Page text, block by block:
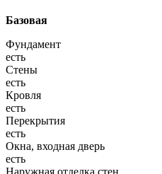
Базовая
Фундамент
есть
Стены
есть
Кровля
есть
Перекрытия
есть
Окна, входная дверь
есть
Наружная отделка стен